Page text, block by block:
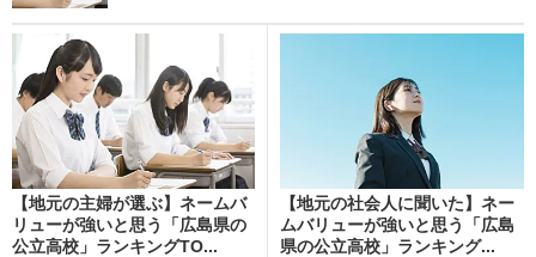
【地元の主婦が選ぶ】ネームバ
リューが強いと思う「広島県の
公立高校」ランキングTO...
【地元の社会人に聞いた】ネー
ムバリューが強いと思う「広島
県の公立高校」ランキング...